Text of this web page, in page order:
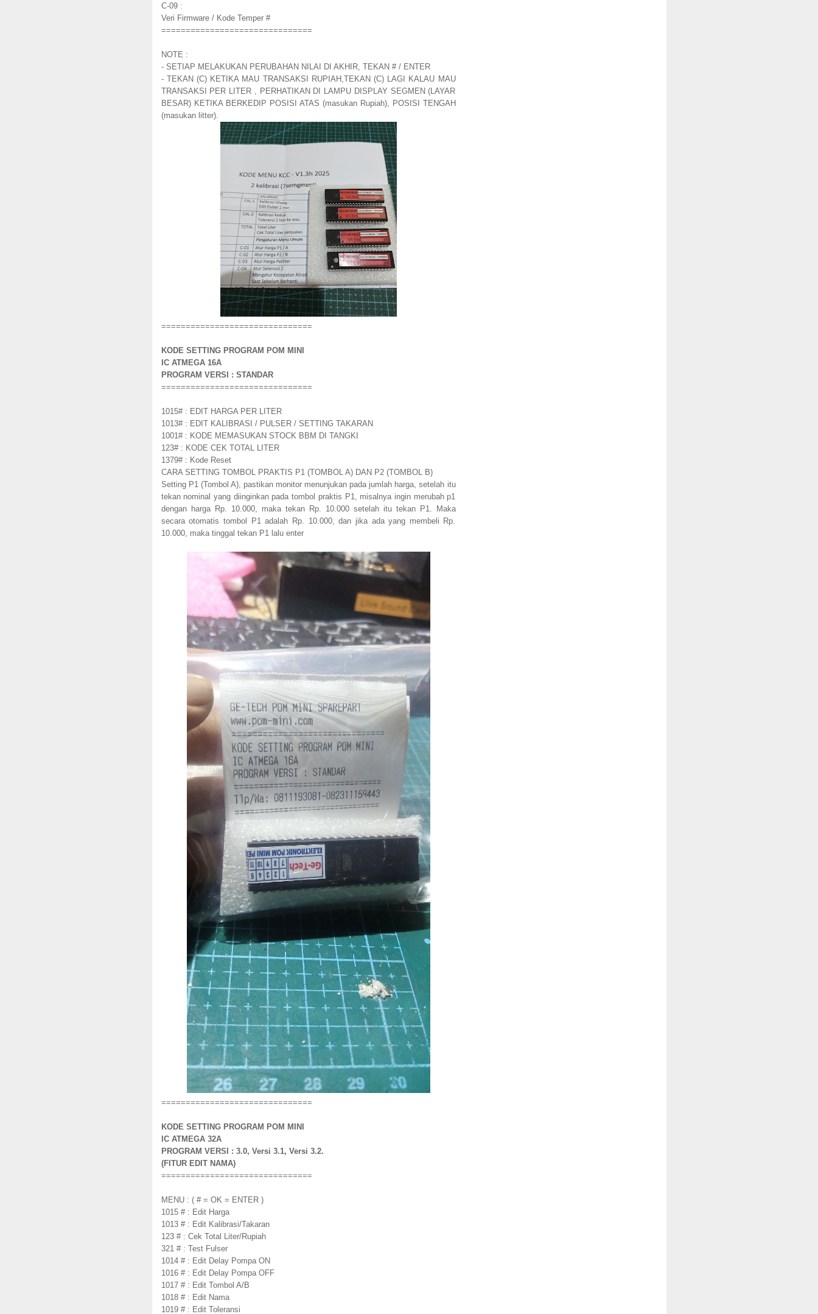
C-09 :
Veri Firmware / Kode Temper #
===============================
NOTE :
- SETIAP MELAKUKAN PERUBAHAN NILAI DI AKHIR, TEKAN # / ENTER
- TEKAN (C) KETIKA MAU TRANSAKSI RUPIAH,TEKAN (C) LAGI KALAU MAU
TRANSAKSI PER LITER , PERHATIKAN DI LAMPU DISPLAY SEGMEN (LAYAR
BESAR) KETIKA BERKEDIP POSISI ATAS (masukan Rupiah), POSISI TENGAH
(masukan litter).
===============================
KODE SETTING PROGRAM POM MINI
IC ATMEGA 16A
PROGRAM VERSI : STANDAR
===============================
1015# : EDIT HARGA PER LITER
1013# : EDIT KALIBRASI / PULSER / SETTING TAKARAN
1001# : KODE MEMASUKAN STOCK BBM DI TANGKI
123# : KODE CEK TOTAL LITER
1379# : Kode Reset
CARA SETTING TOMBOL PRAKTIS P1 (TOMBOL A) DAN P2 (TOMBOL B)
Setting P1 (Tombol A), pastikan monitor menunjukan pada jumlah harga, setelah itu
tekan nominal yang diinginkan pada tombol praktis P1, misalnya ingin merubah p1
dengan harga Rp. 10.000, maka tekan Rp. 10.000 setelah itu tekan P1. Maka
secara otomatis tombol P1 adalah Rp. 10.000, dan jika ada yang membeli Rp.
10.000, maka tinggal tekan P1 lalu enter
===============================
KODE SETTING PROGRAM POM MINI
IC ATMEGA 32A
PROGRAM VERSI : 3.0, Versi 3.1, Versi 3.2.
(FITUR EDIT NAMA)
===============================
MENU : ( # = OK = ENTER )
1015 # : Edit Harga
1013 # : Edit Kalibrasi/Takaran
123 # : Cek Total Liter/Rupiah
321 # : Test Fulser
1014 # : Edit Delay Pompa ON
1016 # : Edit Delay Pompa OFF
1017 # : Edit Tombol A/B
1018 # : Edit Nama
1019 # : Edit Toleransi